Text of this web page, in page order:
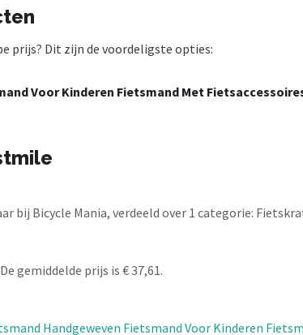
prijs? Dit zijn de voordeligste opties:
Voor Kinderen Fietsmand Met
bij Bicycle Mania, verdeeld over 1 categorie:
gemiddelde prijs is € 37,61.
Handgeweven Fietsmand Voor Kinderen